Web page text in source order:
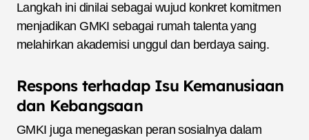
Langkah ini dinilai sebagai wujud konkret komitmen
menjadikan GMKI sebagai rumah talenta yang
melahirkan akademisi unggul dan berdaya saing.
Respons terhadap Isu Kemanusiaan
dan Kebangsaan
GMKI juga menegaskan peran sosialnya dalam